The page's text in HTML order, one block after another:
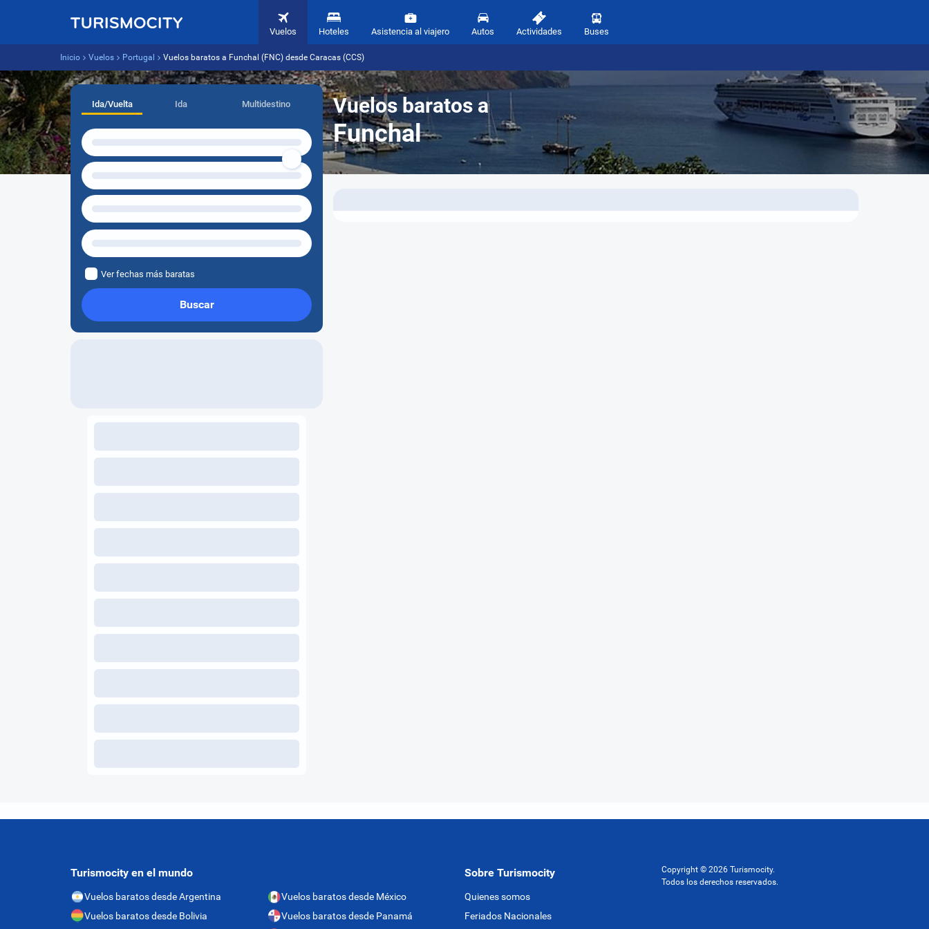
Vuelos Hoteles Asistencia al viajero Autos Actividades Buses
Inicio Vuelos Portugal Vuelos baratos a Funchal (FNC) desde Caracas (CCS)
Vuelos baratos a
Funchal
Ida/Vuelta Ida Multidestino
Ver fechas más baratas
Buscar
Turismocity en el mundo
Vuelos baratos desde Argentina
Vuelos baratos desde Bolivia
Vuelos baratos desde México
Vuelos baratos desde Panamá
Sobre Turismocity
Quienes somos
Feriados Nacionales
Copyright © 2026 Turismocity.
Todos los derechos reservados.